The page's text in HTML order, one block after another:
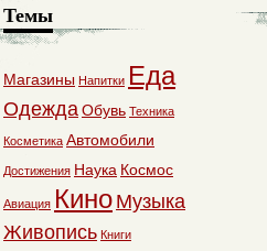
Темы
Магазины Напитки Еда
ОдеждаОбувь Техника
Косметика Автомобили
Достижения Наука Космос
Авиация Кино Музыка
Живопись Книги